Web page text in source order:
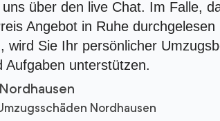
über den live Chat. Im Falle,
Angebot in Ruhe
wird Sie Ihr persönlicher
Aufgaben unterstützen.
Nordhausen